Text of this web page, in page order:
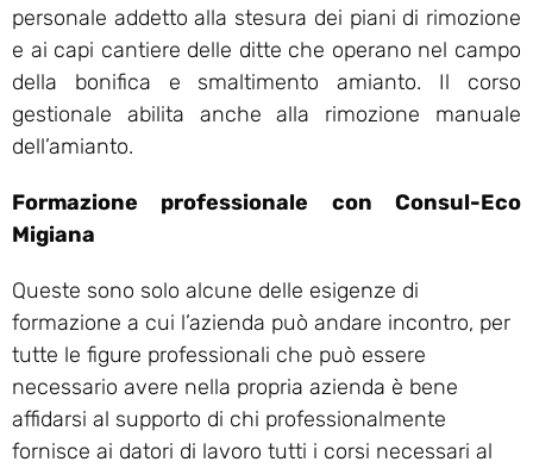
personale addetto alla stesura dei piani di rimozione
e ai capi cantiere delle ditte che operano nel campo
della bonifica e smaltimento amianto. Il corso
gestionale abilita anche alla rimozione manuale
dell’amianto.
Formazione professionale con Consul-Eco
Migiana
Queste sono solo alcune delle esigenze di
formazione a cui l’azienda può andare incontro, per
tutte le figure professionali che può essere
necessario avere nella propria azienda è bene
affidarsi al supporto di chi professionalmente
fornisce ai datori di lavoro tutti i corsi necessari al